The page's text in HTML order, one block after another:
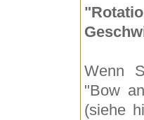
Wenn
"Bow
(siehe